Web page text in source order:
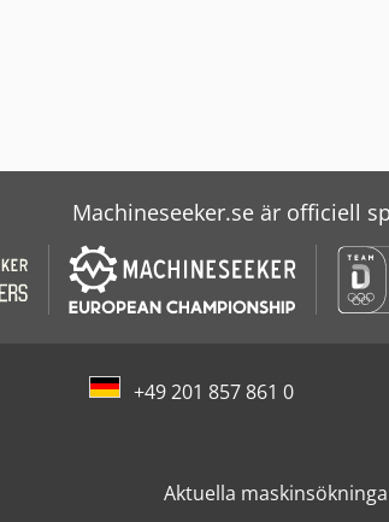
Machineseeker.se är officiell
+49 201 857 861 0
Aktuella